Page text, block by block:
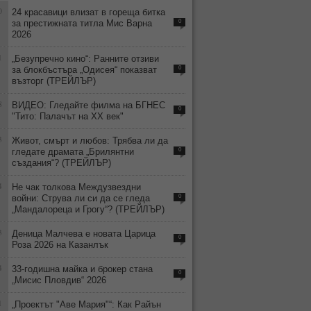
24 красавици влизат в гореща битка
за престижната титла Мис Варна
2026
0
„Безупречно кино“: Ранните отзиви
за блокбъстъра „Одисея“ показват
възторг (ТРЕЙЛЪР)
0
ВИДЕО: Гледайте филма на БГНЕС
"Тито: Палачът на ХХ век"
0
Живот, смърт и любов: Трябва ли да
гледате драмата „Брилянтни
създания“? (ТРЕЙЛЪР)
0
Не чак толкова Междузвездни
войни: Струва ли си да се гледа
„Мандалореца и Грогу“? (ТРЕЙЛЪР)
0
Деница Малчева е новата Царица
Роза 2026 на Казанлък
0
33-годишна майка и брокер стана
„Мисис Пловдив“ 2026
0
„Проектът "Аве Мария"“: Как Райън